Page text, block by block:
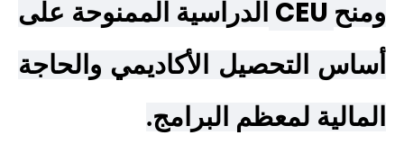
ومنح CEU الدراسية الممنوحة على
أساس التحصيل الأكاديمي والحاجة
المالية لمعظم البرامج.